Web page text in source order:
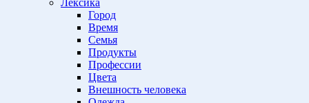
Город
Время
Семья
Продукты
Профессии
Цвета
Внешность человека